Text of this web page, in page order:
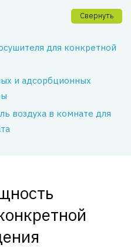
Свернуть
для конкретной
и адсорбционных
воздуха в комнате для